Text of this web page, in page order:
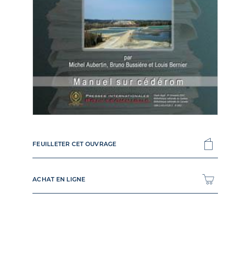
FEUILLETER CET OUVRAGE
ACHAT EN LIGNE